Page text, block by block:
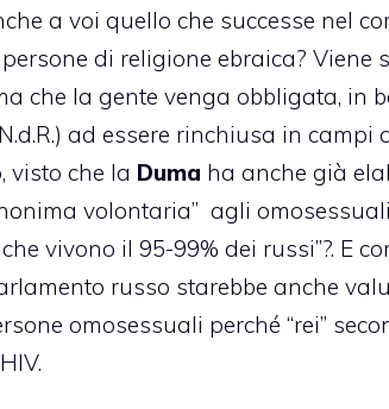
a voi quello che successe nel
di religione ebraica? Viene
che la gente venga obbligata, in
ad essere rinchiusa in campi
visto che la Duma ha anche già
volontaria” agli
vivono il 95-99% dei russi”?. E
russo starebbe anche
omosessuali perché “rei”